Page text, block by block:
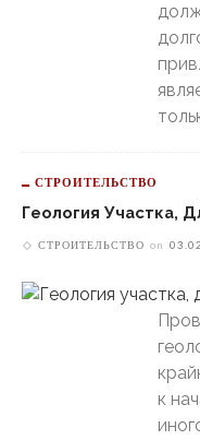
СТРОИТЕЛЬСТВО
Геология Участка,
СТРОИТЕЛЬСТВО on
к